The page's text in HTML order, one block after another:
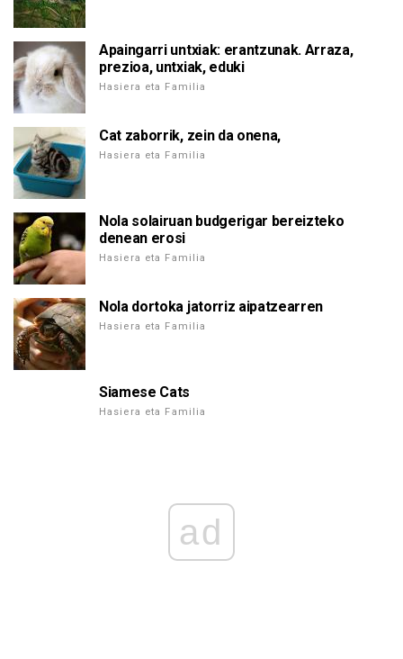
Apaingarri untxiak: erantzunak. Arraza,
prezioa, untxiak, eduki
Hasiera eta Familia
Cat zaborrik, zein da onena,
Hasiera eta Familia
Nola solairuan budgerigar bereizteko
denean erosi
Hasiera eta Familia
Nola dortoka jatorriz aipatzearren
Hasiera eta Familia
Siamese Cats
Hasiera eta Familia
ad